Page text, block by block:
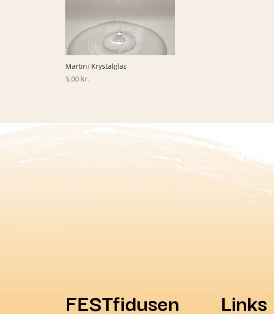
Martini Krystalglas
5.00 kr.
FESTfidusen Links